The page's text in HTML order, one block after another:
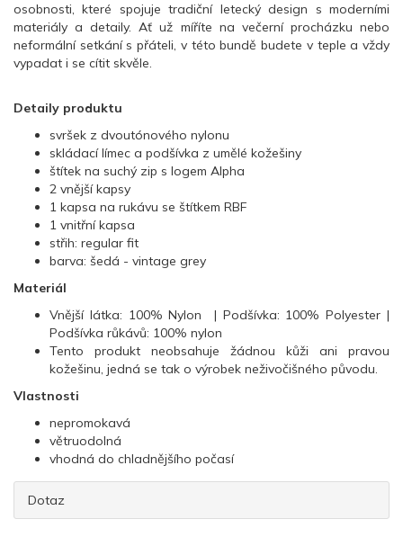
osobnosti, které spojuje tradiční letecký design s moderními
materiály a detaily. Ať už míříte na večerní procházku nebo
neformální setkání s přáteli, v této bundě budete v teple a vždy
vypadat i se cítit skvěle.
Detaily produktu
svršek z dvoutónového nylonu
skládací límec a podšívka z umělé kožešiny
štítek na suchý zip s logem Alpha
2 vnější kapsy
1 kapsa na rukávu se štítkem RBF
1 vnitřní kapsa
střih: regular fit
barva: šedá - vintage grey
Materiál
Vnější látka: 100% Nylon | Podšívka: 100% Polyester |
Podšívka růkávů: 100% nylon
Tento produkt neobsahuje žádnou kůži ani pravou
kožešinu, jedná se tak o výrobek neživočišného původu.
Vlastnosti
nepromokavá
větruodolná
vhodná do chladnějšího počasí
Dotaz